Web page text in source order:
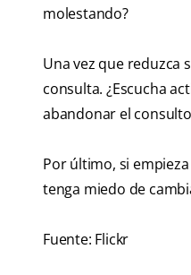
molestando?
Una vez que reduzca
consulta. ¿Escucha
abandonar el
Por último, si
tenga miedo de
Fuente: Flickr